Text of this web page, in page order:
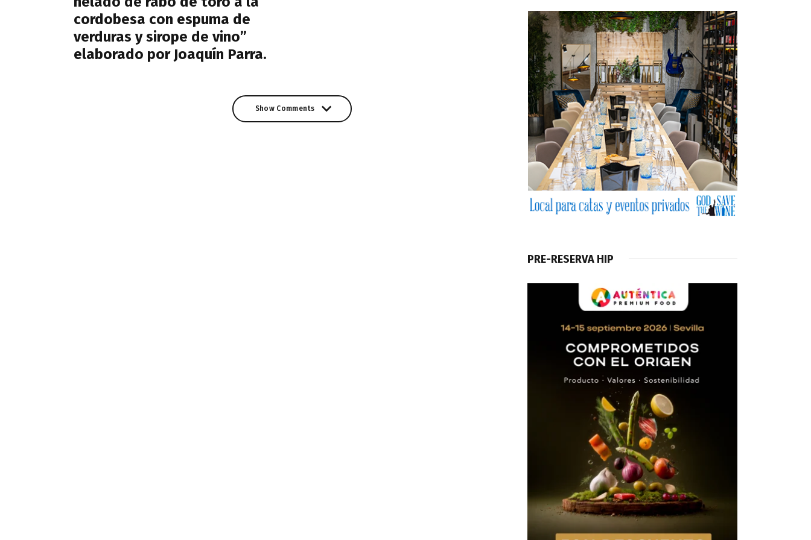
cordobesa con espuma de
verduras y sirope de vino”
elaborado por Joaquín Parra.
Show Comments
PRE-RESERVA HIP